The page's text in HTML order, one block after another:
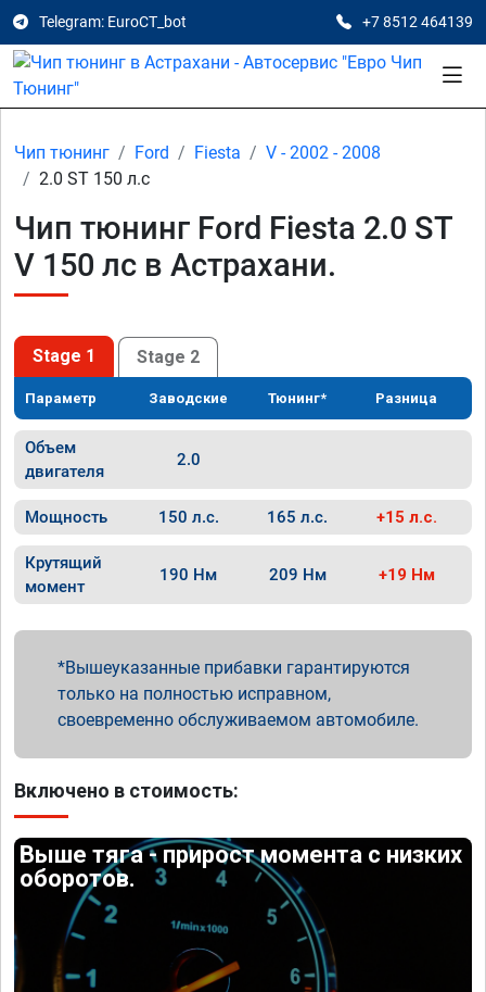
Telegram: EuroCT_bot +7 8512 464139
Чип тюнинг Ford Fiesta
V - 2002 - 2008
2.0 ST 150 л.с
Чип тюнинг Ford Fiesta 2.0 ST
V 150 лс в Астрахани.
Stage 1 Stage 2
Параметр Заводские Тюнинг* Разница
Объем
двигателя
2.0
Мощность 150 л.с. 165 л.с. +15 л.с.
Крутящий
момент
190 Нм 209 Нм +19 Нм
Вышеуказанные прибавки гарантируются
только на полностью исправном,
своевременно обслуживаемом автомобиле.
Включено в стоимость:
Выше тяга - прирост момента с низких
оборотов.